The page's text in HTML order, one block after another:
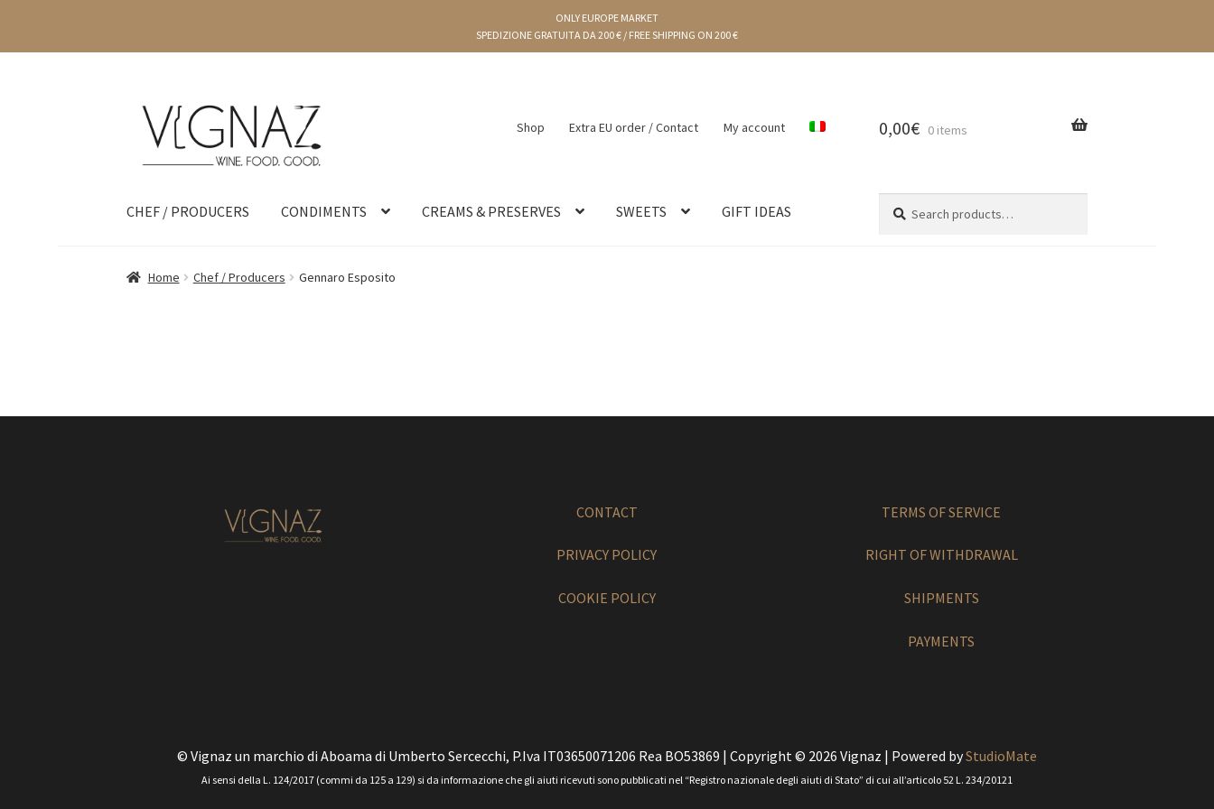
ONLY EUROPE MARKET
SPEDIZIONE GRATUITA DA 200 € / FREE SHIPPING ON 200 €
Shop Extra EU order / Contact My account 0,00€ 0 items
CHEF / PRODUCERS CONDIMENTS CREAMS & PRESERVES SWEETS GIFT IDEAS
for:
Home Chef / Producers Gennaro Esposito
CONTACT
PRIVACY POLICY
COOKIE POLICY
TERMS OF SERVICE
RIGHT OF WITHDRAWAL
SHIPMENTS
PAYMENTS
© Vignaz un marchio di Aboama di Umberto Sercecchi, P.Iva IT03650071206 Rea BO53869 | Copyright © 2026 Vignaz | Powered byStudioMate
Ai sensi della L. 124/2017 (commi da 125 a 129) si da informazione che gli aiuti ricevuti sono pubblicati nel “Registro nazionale degli aiuti di Stato” di cui all’articolo 52 L. 234/20121